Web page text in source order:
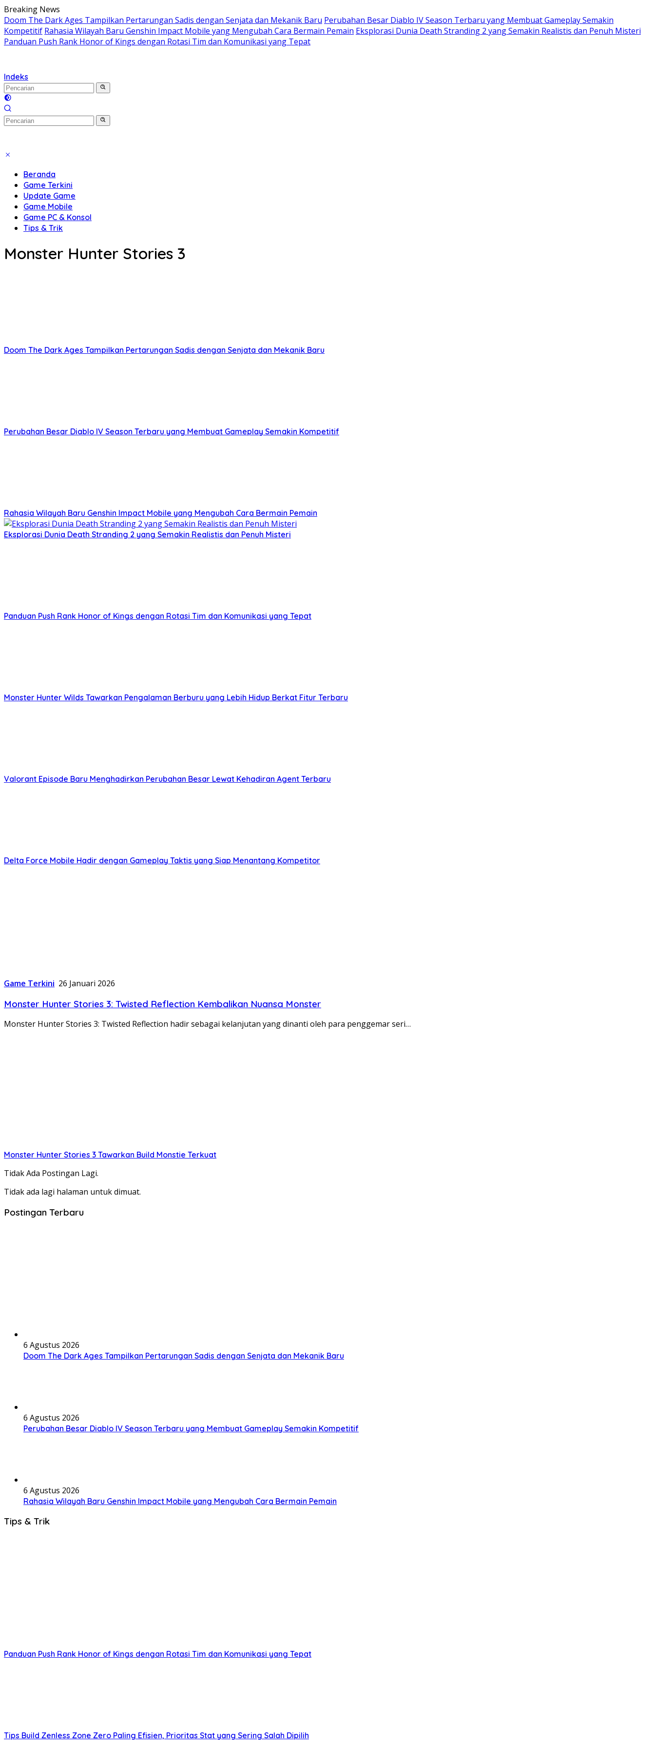
Langsung
ke
konten
Breaking News
Doom The Dark Ages Tampilkan Pertarungan Sadis dengan Senjata dan Mekanik Baru Perubahan Besar Diablo IV Season Terbaru yang Membuat Gameplay Semakin
Kompetitif Rahasia Wilayah Baru Genshin Impact Mobile yang Mengubah Cara Bermain Pemain Eksplorasi Dunia Death Stranding 2 yang Semakin Realistis dan Penuh Misteri
Panduan Push Rank Honor of Kings dengan Rotasi Tim dan Komunikasi yang Tepat
Indeks
Beranda
Game Terkini
Update Game
Game Mobile
Game PC & Konsol
Tips & Trik
Monster Hunter Stories 3
Doom The Dark Ages Tampilkan Pertarungan Sadis dengan Senjata dan Mekanik Baru
Perubahan Besar Diablo IV Season Terbaru yang Membuat Gameplay Semakin Kompetitif
Rahasia Wilayah Baru Genshin Impact Mobile yang Mengubah Cara Bermain Pemain
Eksplorasi Dunia Death Stranding 2 yang Semakin Realistis dan Penuh Misteri
Panduan Push Rank Honor of Kings dengan Rotasi Tim dan Komunikasi yang Tepat
Monster Hunter Wilds Tawarkan Pengalaman Berburu yang Lebih Hidup Berkat Fitur Terbaru
Valorant Episode Baru Menghadirkan Perubahan Besar Lewat Kehadiran Agent Terbaru
Delta Force Mobile Hadir dengan Gameplay Taktis yang Siap Menantang Kompetitor
Game Terkini 26 Januari 2026
Monster Hunter Stories 3: Twisted Reflection Kembalikan Nuansa Monster
Monster Hunter Stories 3: Twisted Reflection hadir sebagai kelanjutan yang dinanti oleh para penggemar seri…
Monster Hunter Stories 3 Tawarkan Build Monstie Terkuat
Tidak Ada Postingan Lagi.
Tidak ada lagi halaman untuk dimuat.
Postingan Terbaru
6 Agustus 2026
Doom The Dark Ages Tampilkan Pertarungan Sadis dengan Senjata dan Mekanik Baru
6 Agustus 2026
Perubahan Besar Diablo IV Season Terbaru yang Membuat Gameplay Semakin Kompetitif
6 Agustus 2026
Rahasia Wilayah Baru Genshin Impact Mobile yang Mengubah Cara Bermain Pemain
Tips & Trik
Panduan Push Rank Honor of Kings dengan Rotasi Tim dan Komunikasi yang Tepat
Tips Build Zenless Zone Zero Paling Efisien, Prioritas Stat yang Sering Salah Dipilih